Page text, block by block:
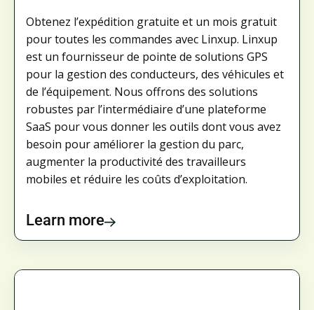
Obtenez l’expédition gratuite et un mois gratuit
pour toutes les commandes avec Linxup. Linxup
est un fournisseur de pointe de solutions GPS
pour la gestion des conducteurs, des véhicules et
de l’équipement. Nous offrons des solutions
robustes par l’intermédiaire d’une plateforme
SaaS pour vous donner les outils dont vous avez
besoin pour améliorer la gestion du parc,
augmenter la productivité des travailleurs
mobiles et réduire les coûts d’exploitation.
Learn more